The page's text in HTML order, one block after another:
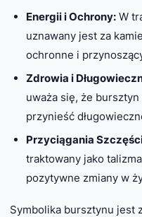
Energii i Ochrony:W
uznawany jest za
ochronne i
Zdrowia i
uważa się, że
przynieść
Przyciągania
traktowany jako
pozytywne zmiany w
Symbolika bursztynu jest